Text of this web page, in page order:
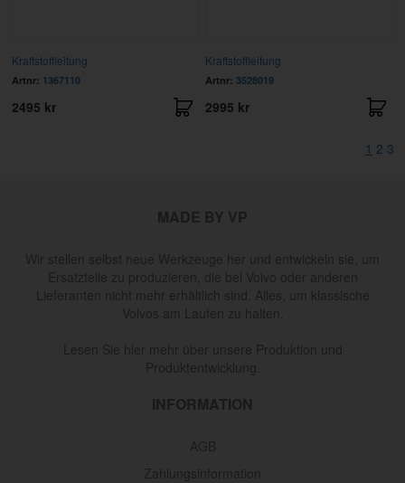
Kraftstoffleitung
Artnr: 1367110
2495 kr
Kraftstoffleitung
Artnr: 3528019
2995 kr
1 2 3